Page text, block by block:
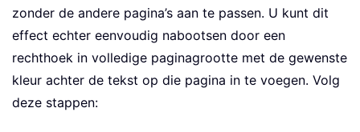
zonder de andere pagina’s aan te passen. U kunt dit
effect echter eenvoudig nabootsen door een
rechthoek in volledige paginagrootte met de gewenste
kleur achter de tekst op die pagina in te voegen. Volg
deze stappen: